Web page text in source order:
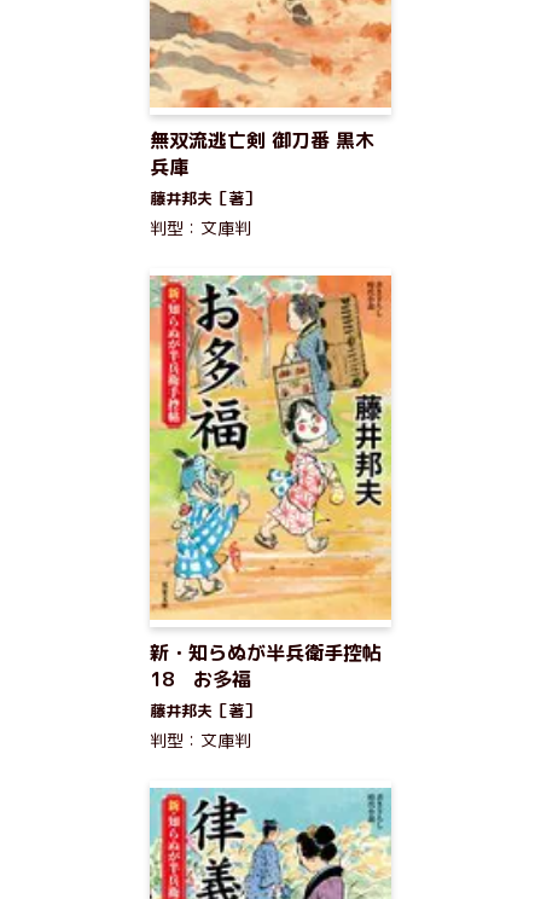
無双流逃亡剣 御刀番 黒木
兵庫
藤井邦夫［著］
判型：文庫判
新・知らぬが半兵衛手控帖
18 お多福
藤井邦夫［著］
判型：文庫判